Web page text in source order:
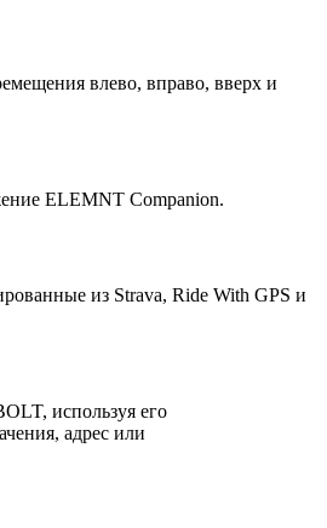
влево, вправо, вверх и
ELEMNT Companion.
из Strava, Ride With GPS и
используя его
адрес или